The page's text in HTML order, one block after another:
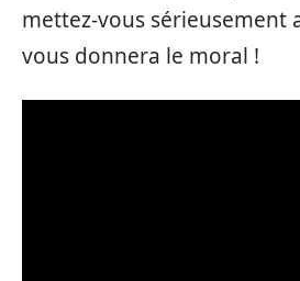
mettez-vous sérieusement
vous donnera le moral !